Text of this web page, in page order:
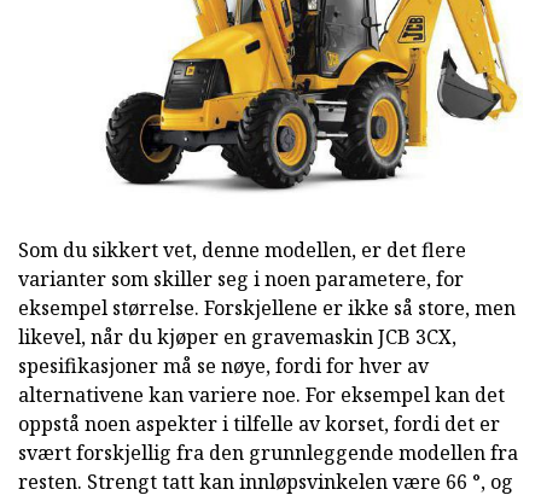
Som du sikkert vet, denne modellen, er det flere
varianter som skiller seg i noen parametere, for
eksempel størrelse. Forskjellene er ikke så store, men
likevel, når du kjøper en gravemaskin JCB 3CX,
spesifikasjoner må se nøye, fordi for hver av
alternativene kan variere noe. For eksempel kan det
oppstå noen aspekter i tilfelle av korset, fordi det er
svært forskjellig fra den grunnleggende modellen fra
resten. Strengt tatt kan innløpsvinkelen være 66 °, og